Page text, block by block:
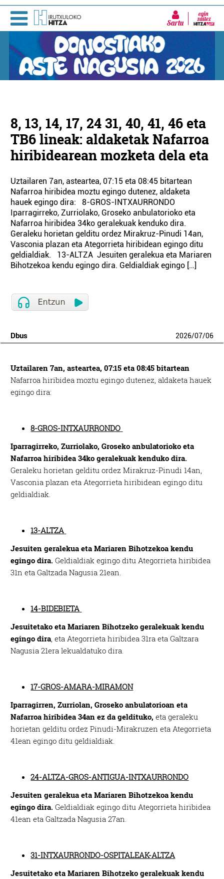
Sartu
8, 13, 14, 17, 24 31, 40, 41, 46 eta
TB6 lineak: aldaketak Nafarroa
hiribidearean mozketa dela eta
Uztailaren 7an, asteartea, 07:15 eta 08:45 bitartean
Nafarroa hiribidea moztu egingo dutenez, aldaketa
hauek egingo dira: 8-GROS-INTXAURRONDO
Iparragirreko, Zurriolako, Groseko anbulatorioko eta
Nafarroa hiribidea 34ko geralekuak kenduko dira.
Geraleku horietan gelditu ordez Mirakruz-Pinudi 14an,
Vasconia plazan eta Ategorrieta hiribidean egingo ditu
geldialdiak. 13-ALTZA Jesuiten geralekua eta Mariaren
Bihotzekoa kendu egingo dira. Geldialdiak egingo […]
Dbus 2026/07/06
Uztailaren 7an, asteartea, 07:15 eta 08:45 bitartean
Nafarroa hiribidea moztu egingo dutenez, aldaketa hauek
egingo dira:
8-GROS-INTXAURRONDO
Iparragirreko, Zurriolako, Groseko anbulatorioko eta
Nafarroa hiribidea 34ko geralekuak kenduko dira.
Geraleku horietan gelditu ordez Mirakruz-Pinudi 14an,
Vasconia plazan eta Ategorrieta hiribidean egingo ditu
geldialdiak.
13-ALTZA
Jesuiten geralekua eta Mariaren Bihotzekoa kendu
egingo dira.Geldialdiak egingo ditu Ategorrieta hiribidea
31n eta Galtzada Nagusia 21ean.
14-BIDEBIETA
Jesuitetako eta Mariaren Bihotzeko geralekuak kendu
egingo dira, eta Ategorrieta hiribidea 31ra eta Galtzara
Nagusia 21era lekualdatuko dira.
17-GROS-AMARA-MIRAMON
Iparragirren, Zurriolan, Groseko anbulatorioan eta
Nafarroa hiribidea 34an ez da geldituko,eta geraleku
horietan gelditu ordez Pinudi-Mirakruzen eta Ategorrieta
41ean egingo ditu geldialdiak.
24-ALTZA-GROS-ANTIGUA-INTXAURRONDO
Jesuiten geralekua eta Mariaren Bihotzekoa kendu
egingo dira.Geldialdiak egingo ditu Ategorrieta hiribidea
41ean eta Galtzada Nagusia 27an.
31-INTXAURRONDO-OSPITALEAK-ALTZA
Jesuitetako eta Mariaren Bihotzeko geralekuak kendu